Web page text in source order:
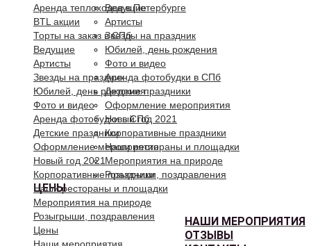
Ведущие
Артисты
Звезды на праздник
Юбилей, день рождения
Фото и видео
Аренда фотобудки в СПб
Детские праздники
Оформление мероприятия
Новый год 2021
Корпоративные праздники
Наши рестораны и площадки
Мероприятия на природе
Розыгрыши, поздравления
ЦЕНЫ
НАШИ МЕРОПРИЯТИЯ
ОТЗЫВЫ
Аренда теплоходов в Петербурге
BTL акции
Торты на заказ в СПб
Ведущие
Артисты
Звезды на праздник
Юбилей, день рождения
Фото и видео
Аренда фотобудки в СПб
Детские праздники
Оформление мероприятия
Новый год 2021
Корпоративные праздники
Наши рестораны и площадки
Мероприятия на природе
Розыгрыши, поздравления
Цены
Наши мероприятия